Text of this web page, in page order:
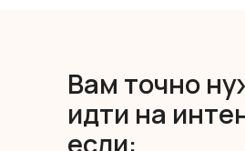
Вам точно
идти на
если: